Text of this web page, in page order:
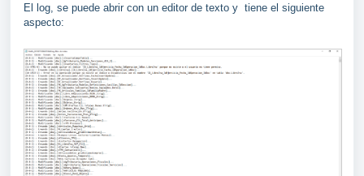
El log, se puede abrir con un editor de texto y tiene el siguiente
aspecto: